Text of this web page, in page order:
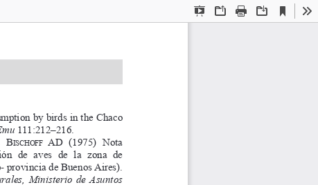
Presentation
OpenPrint Download
Current
View
by birds in the Chaco
111:212–216.
B
i s   C Ho f f
  AD
  (1975)  Nota
de  aves  de  la  zona  de
de Buenos Aires).
Ministerio de Asuntos